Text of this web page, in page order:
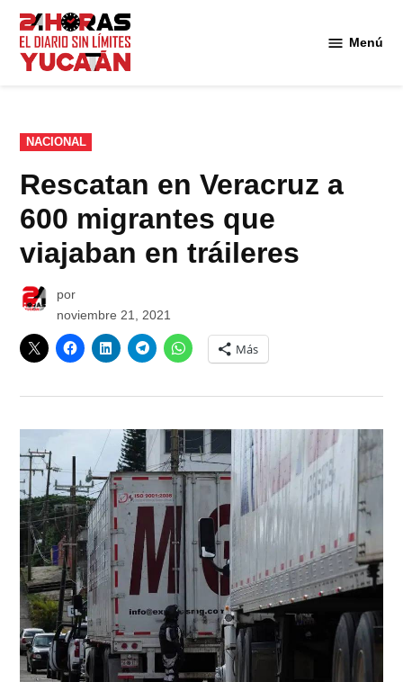
Saltar
contenido
Menú
PUBLICADO
EN
NACIONAL
Rescatan en Veracruz a
600 migrantes que
viajaban en tráileres
por
noviembre 21, 2021
Más